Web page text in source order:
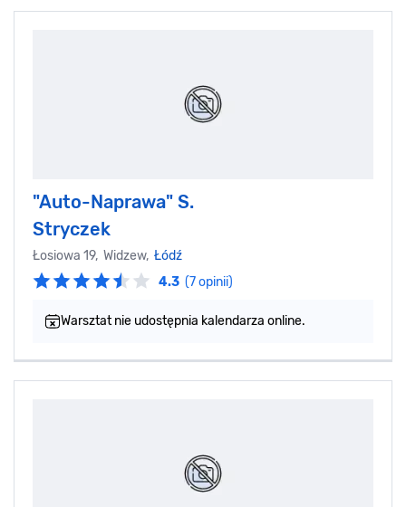
"Auto-Naprawa" S.
Stryczek
Łosiowa 19, Widzew, Łódź
4.3 (7 opinii)
Warsztat nie udostępnia kalendarza online.